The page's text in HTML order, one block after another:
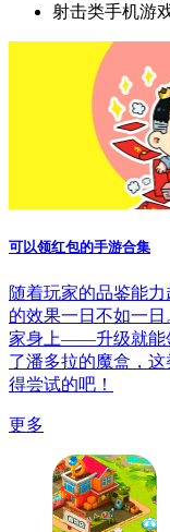
射击类手机游
可以领红包的手游合集
随着玩家的品鉴能
的效果一日不如一
家身上——升级就能
了潘多拉的魔盒，
得尝试的吧！
更多